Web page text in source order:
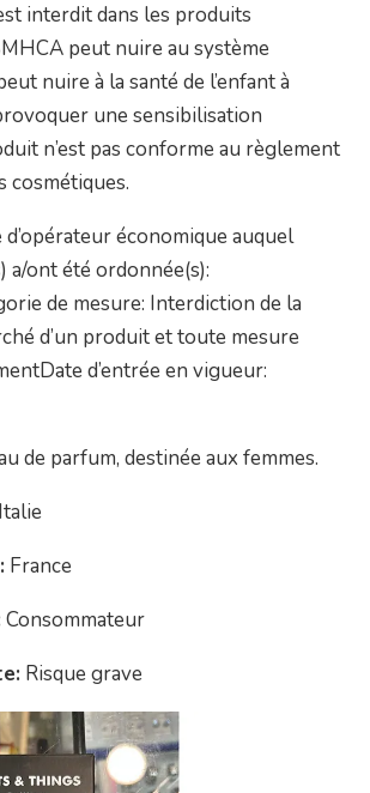
interdit dans les produits
peut nuire au système
nuire à la santé de l’enfant à
une sensibilisation
n’est pas conforme au règlement
cosmétiques.
d’opérateur économique auquel
a/ont été ordonnée(s):
de mesure: Interdiction de la
d’un produit et toute mesure
d’entrée en vigueur:
de parfum, destinée aux femmes.
Italie
France
Consommateur
Risque grave